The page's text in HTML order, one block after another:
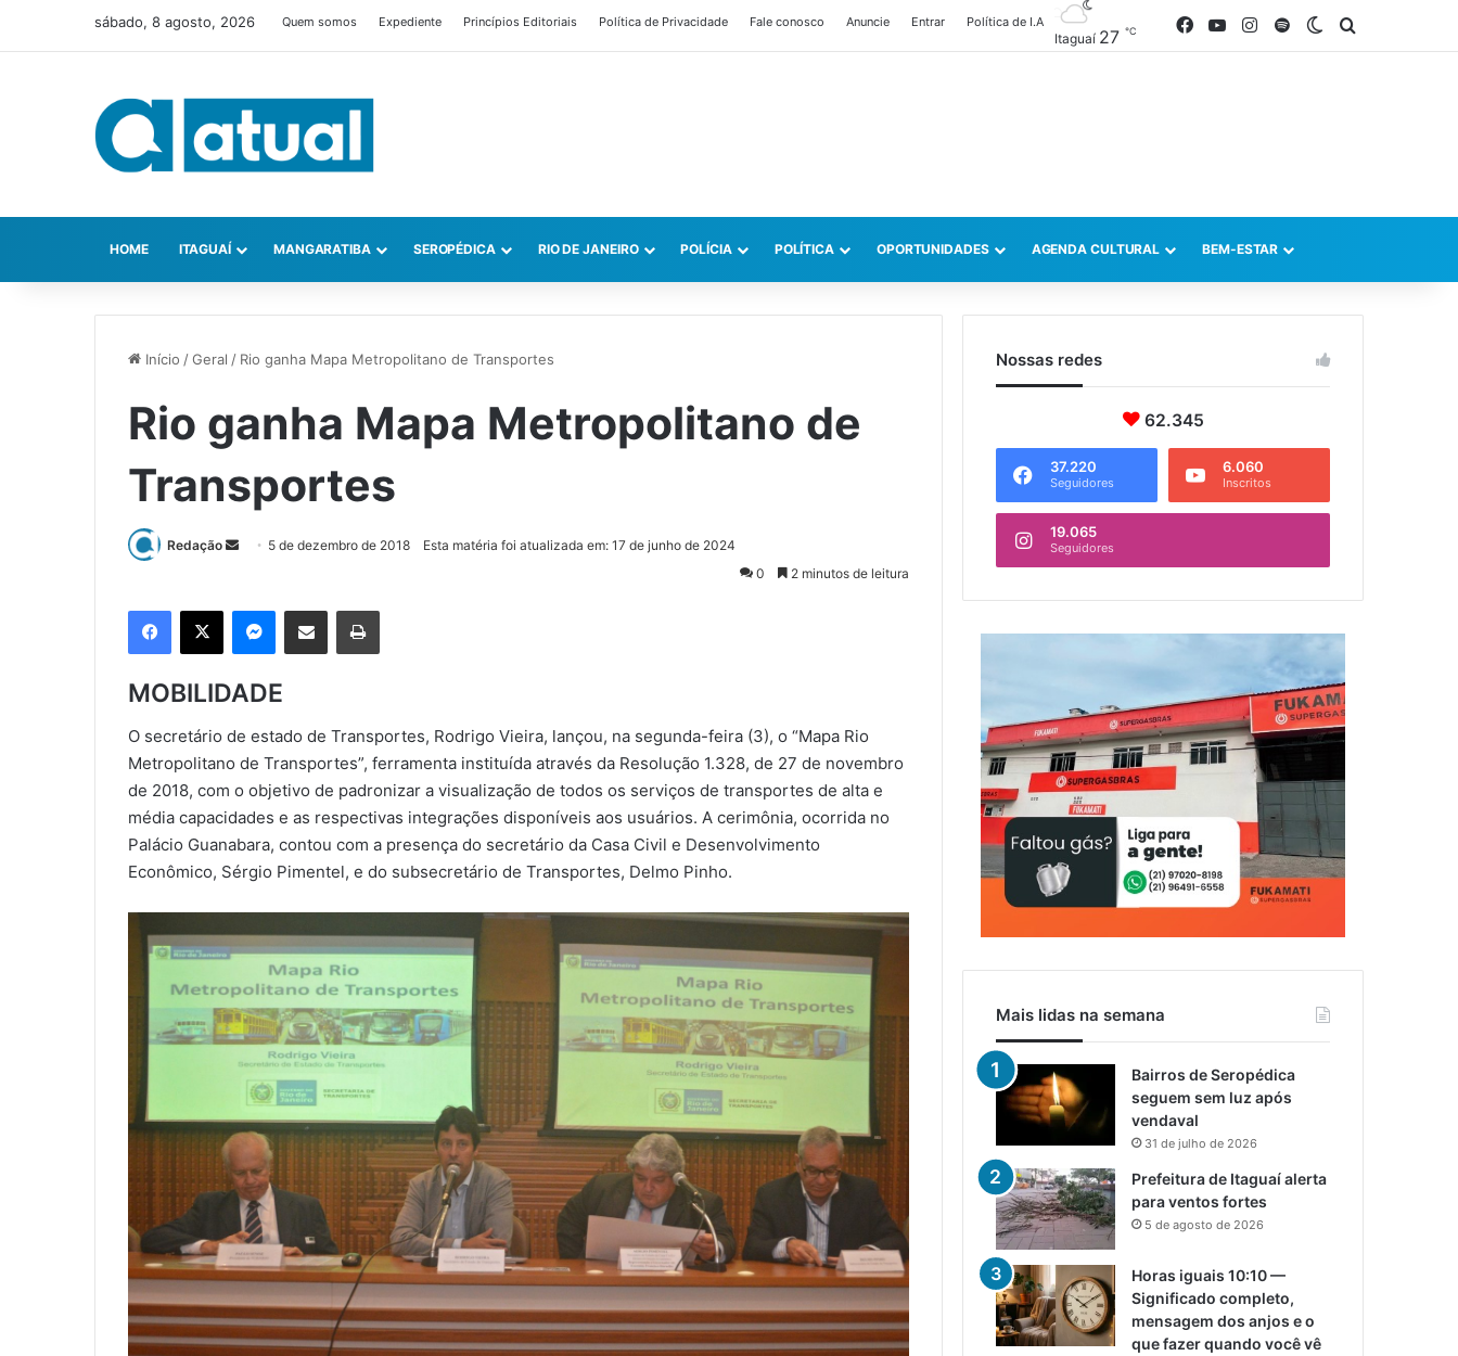
sábado, 8 agosto, 2026 Quem somos Expediente Princípios Editoriais Política de Privacidade Fale conosco Anuncie Entrar Política de I.A
Itaguaí 27 ℃ FacebookYouTubeInstagram
SpotifySwitch skin
HOME ITAGUAÍ MANGARATIBA SEROPÉDICA RIO DE JANEIRO POLÍCIA POLÍTICA OPORTUNIDADES AGENDA CULTURAL BEM-ESTAR
Início /Geral / Rio ganha Mapa Metropolitano de Transportes
Rio ganha Mapa Metropolitano de
Transportes
Redação
m
5 de dezembro de 2018
Esta matéria foi atualizada em: 17 de junho de 2024
0
2 minutos de leitura
MOBILIDADE
O secretário de estado de Transportes, Rodrigo Vieira, lançou, na segunda-feira (3), o “Mapa Rio
Metropolitano de Transportes”, ferramenta instituída através da Resolução 1.328, de 27 de novembro
de 2018, com o objetivo de padronizar a visualização de todos os serviços de transportes de alta e
média capacidades e as respectivas integrações disponíveis aos usuários. A cerimônia, ocorrida no
Palácio Guanabara, contou com a presença do secretário da Casa Civil e Desenvolvimento
Econômico, Sérgio Pimentel, e do subsecretário de Transportes, Delmo Pinho.
Nossas redes
62.345
37.220
Seguidores
6.060
Inscritos
19.065
Seguidores
Mais lidas na semana
Bairros de Seropédica
seguem sem luz após
vendaval
31 de julho de 2026
Prefeitura de Itaguaí alerta
para ventos fortes
5 de agosto de 2026
Horas iguais 10:10 —
Significado completo,
mensagem dos anjos e o
que fazer quando você vê